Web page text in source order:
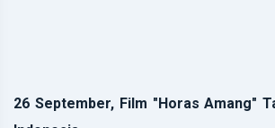
26 September, Film "Horas Amang"